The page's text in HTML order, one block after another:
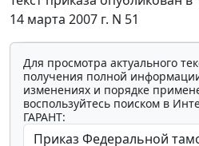
14 марта 2007 г. N 51
Для просмотра актуального
получения полной
изменениях и порядке
воспользуйтесь поиском в
ГАРАНТ: